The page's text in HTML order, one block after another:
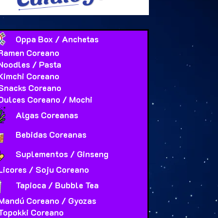
Oppa Box / Anchetas
Coreano
/ Pasta
Coreano
Coreano
Coreano / Mochi
Algas Coreanas
Bebidas Coreanas
Suplementos / Ginseng
/ Soju Coreano
Tapioca / Bubble Tea
Coreano / Gyozas
Coreano